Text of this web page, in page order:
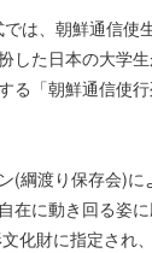
は、朝鮮通信使
した日本の大学
る「朝鮮通信使
(綱渡り保存会)
在に動き回る姿
化財に指定され